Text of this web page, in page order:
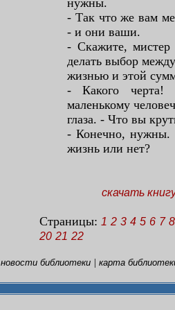
- Так что же вам
- и они ваши.
- Скажите,
делать выбор
жизнью и этой
- Какого черта!
маленькому
глаза. - Что вы
- Конечно, нужны.
жизнь или нет?
скачать
Страницы: 1 2 3 4 5 6 7 8
20 21 22
новости библиотеки| карта